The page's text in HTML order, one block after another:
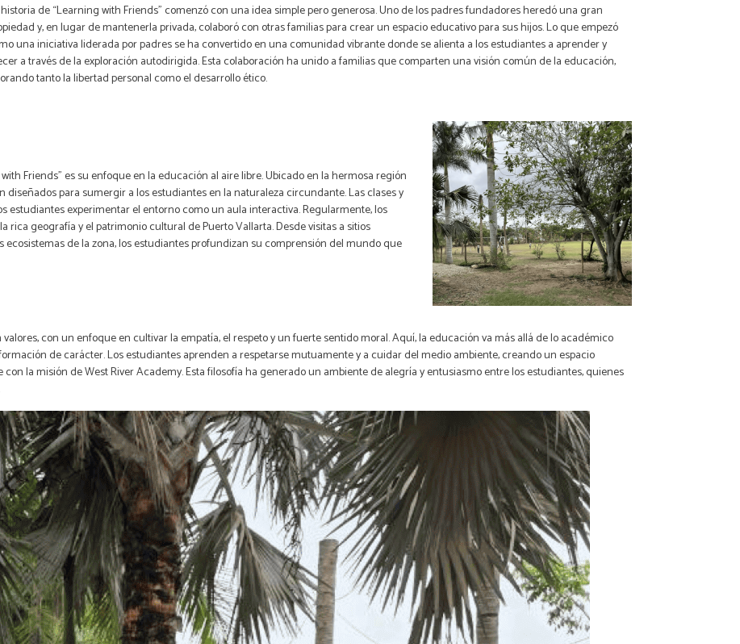
de “Learning with Friends” comenzó con una idea simple pero generosa. Uno de los padres fundadores heredó una gran
y, en lugar de mantenerla privada, colaboró con otras familias para crear un espacio educativo para sus hijos. Lo que empezó
una iniciativa liderada por padres se ha convertido en una comunidad vibrante donde se alienta a los estudiantes a aprender y
a través de la exploración autodirigida. Esta colaboración ha unido a familias que comparten una visión común de la educación,
tanto la libertad personal como el desarrollo ético.
Friends” es su enfoque en la educación al aire libre. Ubicado en la hermosa región
para sumergir a los estudiantes en la naturaleza circundante. Las clases y
estudiantes experimentar el entorno como un aula interactiva. Regularmente, los
rica geografía y el patrimonio cultural de Puerto Vallarta. Desde visitas a sitios
ecosistemas de la zona, los estudiantes profundizan su comprensión del mundo que
con un enfoque en cultivar la empatía, el respeto y un fuerte sentido moral. Aquí, la educación va más allá de lo académico
de carácter. Los estudiantes aprenden a respetarse mutuamente y a cuidar del medio ambiente, creando un espacio
la misión de West River Academy. Esta filosofía ha generado un ambiente de alegría y entusiasmo entre los estudiantes, quienes